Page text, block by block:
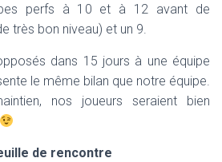
perfs à 10 et à 12 avant de
très bon niveau) et un 9.
dans 15 jours à une équipe
le même bilan que notre équipe.
nos joueurs seraient bien
de rencontre